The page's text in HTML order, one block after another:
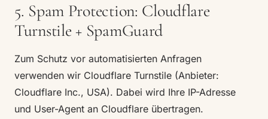
5. Spam Protection: Cloudflare
Turnstile + SpamGuard
Zum Schutz vor automatisierten Anfragen
verwenden wir Cloudflare Turnstile (Anbieter:
Cloudflare Inc., USA). Dabei wird Ihre IP-Adresse
und User-Agent an Cloudflare übertragen.